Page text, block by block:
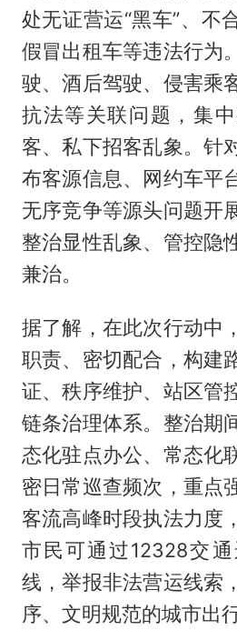
处无证营运“黑车”、不
假冒出租车等违法行为
驶、酒后驾驶、侵害乘
抗法等关联问题，集
客、私下招客乱象。针
布客源信息、网约车平
无序竞争等源头问题开
整治显性乱象、管控隐
兼治。
据了解，在此次行动中
职责、密切配合，构建
证、秩序维护、站区管
链条治理体系。整治期
态化驻点办公、常态化
密日常巡查频次，重点
客流高峰时段执法力度
市民可通过12328交
线，举报非法营运线索
序、文明规范的城市出